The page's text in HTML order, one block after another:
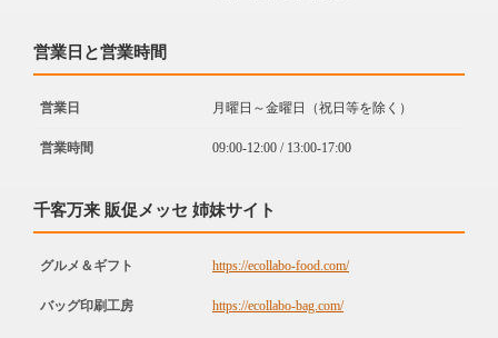
営業日と営業時間
営業日 月曜日～金曜日（祝日等を除く）
営業時間 09:00-12:00 / 13:00-17:00
千客万来 販促メッセ 姉妹サイト
グルメ＆ギフト https://ecollabo-food.com/
バッグ印刷工房 https://ecollabo-bag.com/